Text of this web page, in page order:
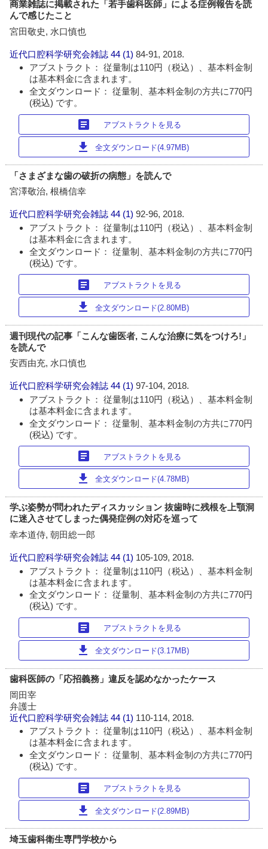
商業雑誌に掲載された「若手歯科医師」による症例報告を読
んで感じたこと
宮田敬史, 水口慎也
近代口腔科学研究会雑誌 44 (1)84-91, 2018.
アブストラクト： 従量制は110円（税込）、基本料金制
は基本料金に含まれます。
全文ダウンロード： 従量制、基本料金制の方共に770円
(税込) です。
article アブストラクトを見る
download 全文ダウンロード(4.97MB)
「さまざまな歯の破折の病態」を読んで
宮澤敬治, 根橋信幸
近代口腔科学研究会雑誌 44 (1)92-96, 2018.
アブストラクト： 従量制は110円（税込）、基本料金制
は基本料金に含まれます。
全文ダウンロード： 従量制、基本料金制の方共に770円
(税込) です。
article アブストラクトを見る
download 全文ダウンロード(2.80MB)
週刊現代の記事「こんな歯医者, こんな治療に気をつけろ!」
を読んで
安西由充, 水口慎也
近代口腔科学研究会雑誌 44 (1)97-104, 2018.
アブストラクト： 従量制は110円（税込）、基本料金制
は基本料金に含まれます。
全文ダウンロード： 従量制、基本料金制の方共に770円
(税込) です。
article アブストラクトを見る
download 全文ダウンロード(4.78MB)
学ぶ姿勢が問われたディスカッション 抜歯時に残根を上顎洞
に迷入させてしまった偶発症例の対応を巡って
幸本道侍, 朝田総一郎
近代口腔科学研究会雑誌 44 (1) 105-109, 2018.
アブストラクト： 従量制は110円（税込）、基本料金制
は基本料金に含まれます。
全文ダウンロード： 従量制、基本料金制の方共に770円
(税込) です。
article アブストラクトを見る
download 全文ダウンロード(3.17MB)
歯科医師の「応招義務」違反を認めなかったケース
岡田宰
弁護士
近代口腔科学研究会雑誌 44 (1) 110-114, 2018.
アブストラクト： 従量制は110円（税込）、基本料金制
は基本料金に含まれます。
全文ダウンロード： 従量制、基本料金制の方共に770円
(税込) です。
article アブストラクトを見る
download 全文ダウンロード(2.89MB)
埼玉歯科衛生専門学校から